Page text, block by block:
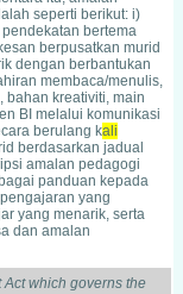
seperti berikut: i)
bertema
berpusatkan murid
dengan berbantukan
membaca/menulis,
bahan kreativiti, main
BI melalui komunikasi
berulang kali
berdasarkan jadual
amalan pedagogi
panduan kepada
yang
yang menarik, serta
dan amalan
which governs the